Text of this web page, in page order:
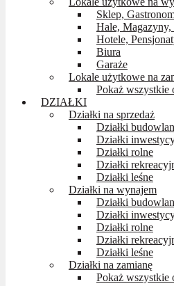
Sklep,
Hale, Magazyny,
Hotele,
Biura
Garaże
Lokale użytkowe na
Pokaż wszystkie
DZIAŁKI
Działki na sprzedaż
Działki
Działki
Działki rolne
Działki
Działki leśne
Działki na wynajem
Działki
Działki
Działki rolne
Działki
Działki leśne
Działki na zamianę
Pokaż wszystkie